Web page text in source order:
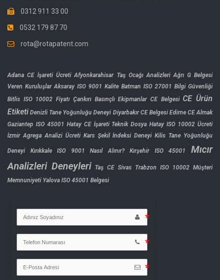
0312 911 33 00
0532 179 87 70
rota@rotapatent.com
Adana CE İşareti Ücreti Afyonkarahisar Taş Ocağı Analizleri Ağrı G Belgesi
Veren Kuruluşlar Aksaray ISO 9001 Kalite Batman ISO 27001 Bilgi Güvenliği
Bitlis ISO 10002 Fiyatı Çankırı Basınçlı Ekipmanlar CE Belgesi CE Ürün
Etiketi Denizli Tane Yoğunluğu Deneyi Diyarbakır CE Belgesi Edirne CE Almak
Gaziantep ISO 45001 Hatay CE İşareti Teknik Dosya Hatay ISO 10002 Ücreti
İzmir Agrega Analizi Ücreti Kars Şekil İndeksi Deneyi Kilis Tane Yoğunluğu
Deneyi Kırıkkale ISO 9001 Nasıl Alınır? Kırşehir ISO 45001
Mıcır
Analizleri Deneyleri Taş CE Sivas Trabzon ISO 10002 Müşteri
Memnuniyeti Yalova ISO 45001 Belgesi